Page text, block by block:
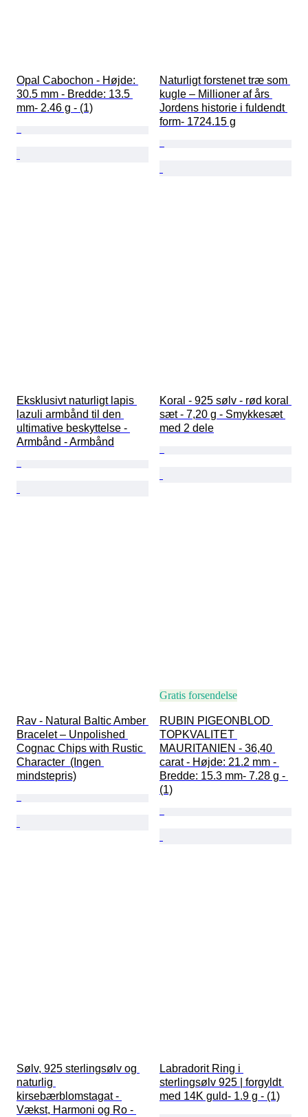
Opal Cabochon - Højde:
30.5 mm - Bredde: 13.5
mm- 2.46 g - (1)
Naturligt forstenet træ som
kugle – Millioner af års
Jordens historie i fuldendt
form- 1724.15 g
Eksklusivt naturligt lapis
lazuli armbånd til den
ultimative beskyttelse -
Armbånd - Armbånd
Koral - 925 sølv - rød koral
sæt - 7,20 g - Smykkesæt
med 2 dele
Rav - Natural Baltic Amber
Bracelet – Unpolished
Cognac Chips with Rustic
Character  (Ingen
mindstepris)
Gratis forsendelse
RUBIN PIGEONBLOD
TOPKVALITET
MAURITANIEN - 36,40
carat - Højde: 21.2 mm -
Bredde: 15.3 mm- 7.28 g -
(1)
Sølv, 925 sterlingsølv og
naturlig
kirsebærblomstagat -
Vækst, Harmoni og Ro -
Labradorit Ring i
sterlingsølv 925 | forgyldt
med 14K guld- 1.9 g - (1)